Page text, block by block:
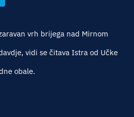
vrh brijega nad Mirnom
vidi se čitava Istra od Učke
obale.